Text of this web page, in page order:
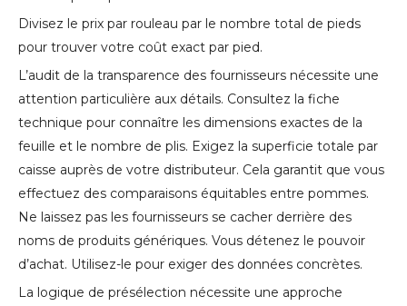
Divisez le prix par rouleau par le nombre total de pieds
pour trouver votre coût exact par pied.
L’audit de la transparence des fournisseurs nécessite une
attention particulière aux détails. Consultez la fiche
technique pour connaître les dimensions exactes de la
feuille et le nombre de plis. Exigez la superficie totale par
caisse auprès de votre distributeur. Cela garantit que vous
effectuez des comparaisons équitables entre pommes.
Ne laissez pas les fournisseurs se cacher derrière des
noms de produits génériques. Vous détenez le pouvoir
d’achat. Utilisez-le pour exiger des données concrètes.
La logique de présélection nécessite une approche